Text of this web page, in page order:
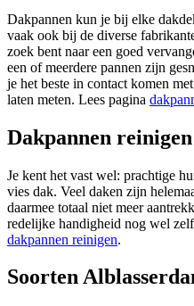
Dakpannen kun je bij elke
vaak ook bij de diverse
zoek bent naar een goed
een of meerdere pannen zijn
je het beste in contact komen
laten meten. Lees pagina
Dakpannen
Je kent het vast wel: prachtige
vies dak. Veel daken zijn
daarmee totaal niet meer
redelijke handigheid nog wel
dakpannen reinigen.
Soorten